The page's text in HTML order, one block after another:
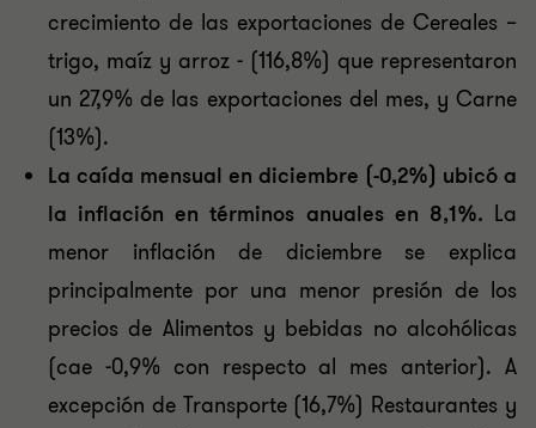
crecimiento de las exportaciones de Cereales –
trigo, maíz y arroz - (116,8%) que representaron
un 27,9% de las exportaciones del mes, y Carne
(13%).
La caída mensual en diciembre (-0,2%) ubicó a
la inflación en términos anuales en 8,1%. La
menor inflación de diciembre se explica
principalmente por una menor presión de los
precios de Alimentos y bebidas no alcohólicas
(cae -0,9% con respecto al mes anterior). A
excepción de Transporte (16,7%) Restaurantes y